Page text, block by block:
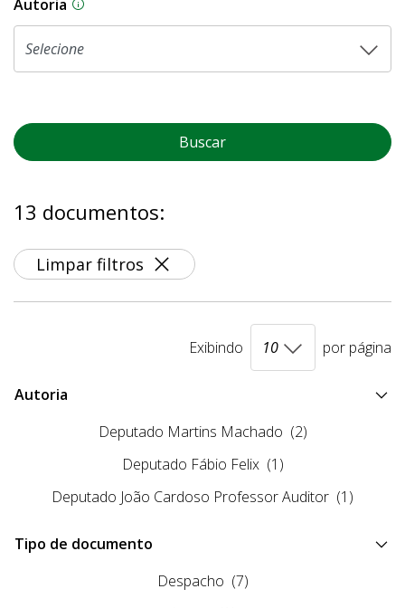
Autoria As proposições legislativas na CLDF podem
Buscar
13 documentos:
Limpar filtros
Exibindo por página
Autoria
Deputado Martins Machado (2)
Deputado Fábio Felix (1)
Deputado João Cardoso Professor Auditor (1)
Tipo de documento
Despacho (7)